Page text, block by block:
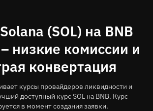
(SOL) на BNB
низкие комиссии и
конвертация
курсы провайдеров ликвидности и
доступный курс SOL на BNB. Курс
в момент создания заявки.